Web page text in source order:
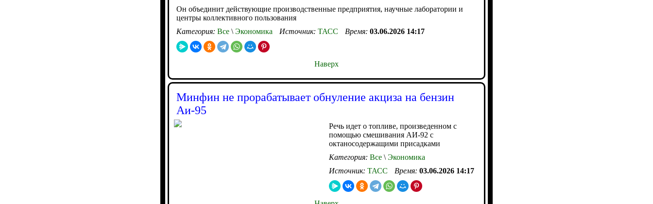
Он объединит действующие производственные предприятия, научные лаборатории и
центры коллективного пользования
Категория: Все \ Экономика Источник: ТАСС Время: 03.06.2026 14:17
Наверх
Минфин не прорабатывает обнуление акциза на бензин
Аи-95
Речь идет о топливе, произведенном с
помощью смешивания АИ-92 с
октаносодержащими присадками
Категория: Все \ Экономика
Источник: ТАСС Время: 03.06.2026 14:17